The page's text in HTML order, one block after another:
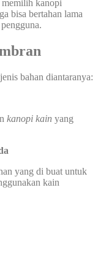
memilih kanopi
bisa bertahan lama
bahan diantaranya:
kanopi kain yang
yang di buat untuk
kain